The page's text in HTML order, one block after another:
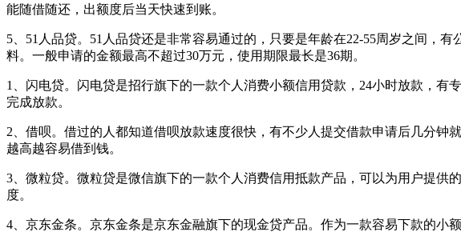
能随借随还，出额度后当天快速到账。
5、51人品贷。51人品贷还是非常容易通过的，只要是年龄在22-55周岁之间，
料。一般申请的金额最高不超过30万元，使用期限最长是36期。
1、闪电贷。闪电贷是招行旗下的一款个人消费小额信用贷款，24小时放款，
完成放款。
2、借呗。借过的人都知道借呗放款速度很快，有不少人提交借款申请后几分
越高越容易借到钱。
3、微粒贷。微粒贷是微信旗下的一款个人消费信用抵款产品，可以为用户提供
度。
4、京东金条。京东金条是京东金融旗下的现金贷产品。作为一款容易下款的